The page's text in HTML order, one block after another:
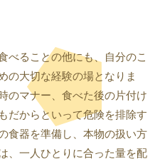
べることの他にも、自分のこ
の大切な経験の場となりま
のマナー、食べた後の片付け
だからといって危険を排除す
食器を準備し、本物の扱い方
、一人ひとりに合った量を配